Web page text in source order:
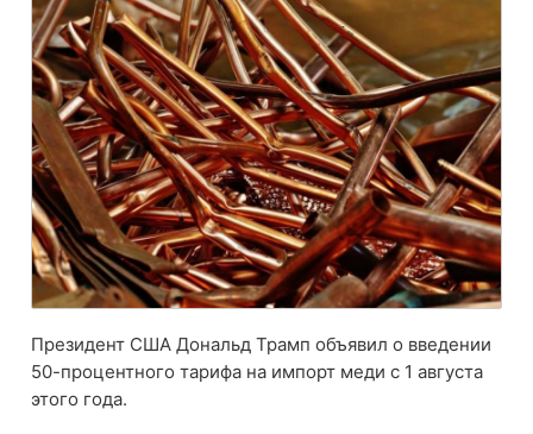
Президент США Дональд Трамп объявил о введении
50-процентного тарифа на импорт меди с 1 августа
этого года.